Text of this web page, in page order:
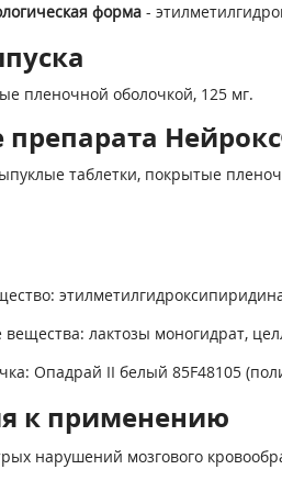
форма-
пленочной оболочкой, 125 мг.
таблетки, покрытые
лактозы моногидрат,
Опадрай II белый 85F48105
к применению
нарушений мозгового